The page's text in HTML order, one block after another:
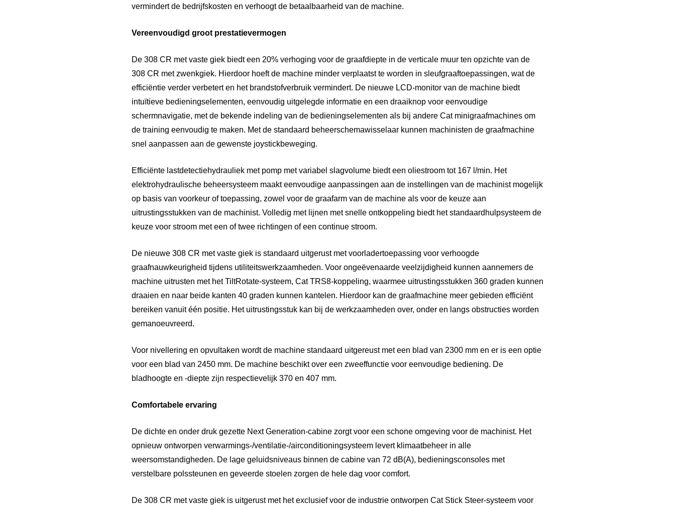
vermindert de bedrijfskosten en verhoogt de betaalbaarheid van de machine.
Vereenvoudigd groot prestatievermogen
De 308 CR met vaste giek biedt een 20% verhoging voor de graafdiepte in de verticale muur ten opzichte van de
308 CR met zwenkgiek. Hierdoor hoeft de machine minder verplaatst te worden in sleufgraaftoepassingen, wat de
efficiëntie verder verbetert en het brandstofverbruik vermindert. De nieuwe LCD-monitor van de machine biedt
intuïtieve bedieningselementen, eenvoudig uitgelegde informatie en een draaiknop voor eenvoudige
schermnavigatie, met de bekende indeling van de bedieningselementen als bij andere Cat minigraafmachines om
de training eenvoudig te maken. Met de standaard beheerschemawisselaar kunnen machinisten de graafmachine
snel aanpassen aan de gewenste joystickbeweging.
Efficiënte lastdetectiehydrauliek met pomp met variabel slagvolume biedt een oliestroom tot 167 l/min. Het
elektrohydraulische beheersysteem maakt eenvoudige aanpassingen aan de instellingen van de machinist mogelijk
op basis van voorkeur of toepassing, zowel voor de graafarm van de machine als voor de keuze aan
uitrustingsstukken van de machinist. Volledig met lijnen met snelle ontkoppeling biedt het standaardhulpsysteem de
keuze voor stroom met een of twee richtingen of een continue stroom.
De nieuwe 308 CR met vaste giek is standaard uitgerust met voorladertoepassing voor verhoogde
graafnauwkeurigheid tijdens utiliteitswerkzaamheden. Voor ongeëvenaarde veelzijdigheid kunnen aannemers de
machine uitrusten met het TiltRotate-systeem, Cat TRS8-koppeling, waarmee uitrustingsstukken 360 graden kunnen
draaien en naar beide kanten 40 graden kunnen kantelen. Hierdoor kan de graafmachine meer gebieden efficiënt
bereiken vanuit één positie. Het uitrustingsstuk kan bij de werkzaamheden over, onder en langs obstructies worden
gemanoeuvreerd.
Voor nivellering en opvultaken wordt de machine standaard uitgereust met een blad van 2300 mm en er is een optie
voor een blad van 2450 mm. De machine beschikt over een zweeffunctie voor eenvoudige bediening. De
bladhoogte en -diepte zijn respectievelijk 370 en 407 mm.
Comfortabele ervaring
De dichte en onder druk gezette Next Generation-cabine zorgt voor een schone omgeving voor de machinist. Het
opnieuw ontworpen verwarmings-/ventilatie-/airconditioningsysteem levert klimaatbeheer in alle
weersomstandigheden. De lage geluidsniveaus binnen de cabine van 72 dB(A), bedieningsconsoles met
verstelbare polssteunen en geveerde stoelen zorgen de hele dag voor comfort.
De 308 CR met vaste giek is uitgerust met het exclusief voor de industrie ontworpen Cat Stick Steer-systeem voor